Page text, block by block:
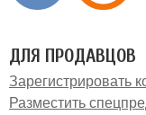
ДЛЯ ПРОДАВЦОВ
Зарегистрировать
Разместить